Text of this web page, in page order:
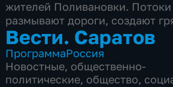
жителей Поливановки.
размывают дороги, создают
Вести. Саратов
ПрограммаРоссия
Новостные, общественно-
политические, общество,